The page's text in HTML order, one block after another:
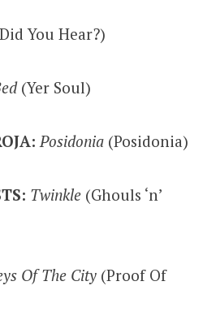
You Hear?)
(Yer Soul)
Posidonia(Posidonia)
Twinkle(Ghouls ‘n’
Of The City(Proof Of